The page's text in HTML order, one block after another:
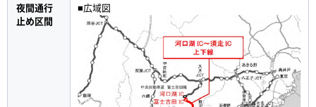
夜間通行
止め区間
■広域図